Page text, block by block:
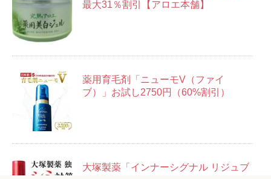
最大31％割引【アロエ本舗】
薬用育毛剤「ニューモV（ファイ
ブ）」お試し2750円（60%割引）
大塚製薬「インナーシグナル リジュブ